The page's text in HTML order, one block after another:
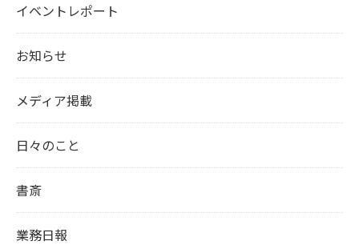
イベントレポート
お知らせ
メディア掲載
日々のこと
書斎
業務日報